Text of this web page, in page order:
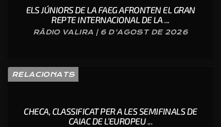
ELS JÚNIORS DE LA FAEG AFRONTEN EL GRAN
REPTE INTERNACIONAL DE LA ...
RÀDIO VALIRA | 6 D'AGOST DE 2026
RELACIONATS
CHECA, CLASSIFICAT PER A LES SEMIFINALS DE
CAIAC DE L’EUROPEU ...